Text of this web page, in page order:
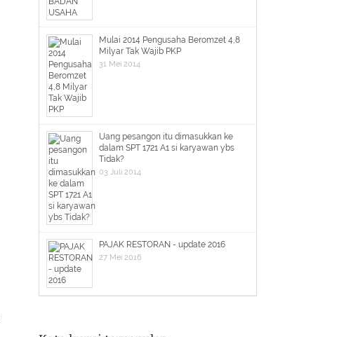
Mulai 2014 Pengusaha Beromzet 4,8
Milyar Tak Wajib PKP
31 Mei 2014
Uang pesangon itu dimasukkan ke
dalam SPT 1721 A1 si karyawan ybs
Tidak?
03 Juli 2014
PAJAK RESTORAN - update 2016
27 Mei 2016